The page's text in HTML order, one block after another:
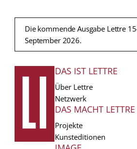
Die kommende Ausgabe Lettre
September 2026.
FUSSZEILE
DAS IST LETTRE
Über Lettre
Netzwerk
DAS MACHT LETTRE
Projekte
Kunsteditionen